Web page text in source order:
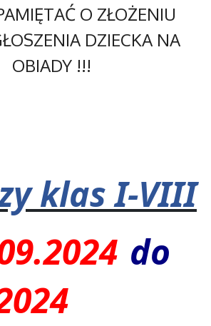
O ZŁOŻENIU
DZIECKA NA
OBIADY !!!
klas I-VIII
do